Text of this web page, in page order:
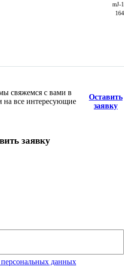
mJ-1
164
свяжемся с вами в
на все интересующие
Оставить
заявку
заявку
персональных данных